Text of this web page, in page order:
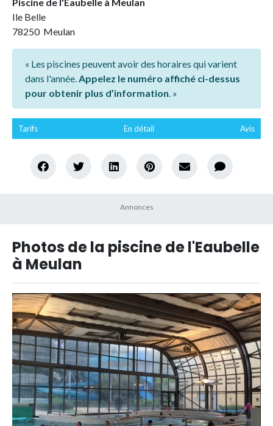
Ile Belle
78250 Meulan
« Les piscines peuvent avoir des horaires qui varient
dans l'année.Appelez le numéro affiché ci-dessus
pour obtenir plus d’information. »
Tarifs En détail Avis
Photos de la piscine de l'Eaubelle
à Meulan